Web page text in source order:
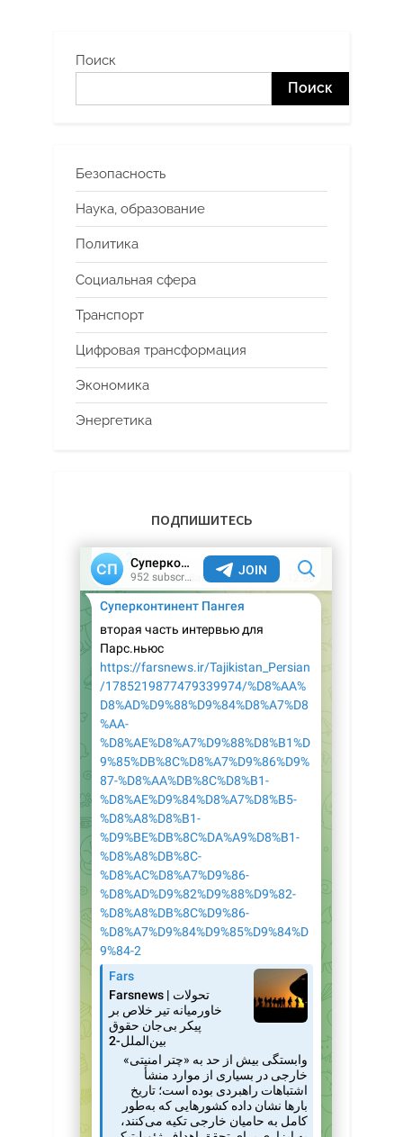
Поиск
Поиск
Безопасность
Наука, образование
Политика
Социальная сфера
Транспорт
Цифровая трансформация
Экономика
Энергетика
ПОДПИШИТЕСЬ